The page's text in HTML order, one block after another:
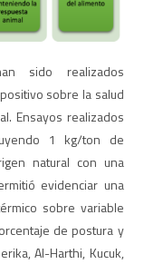
sido realizados
sobre la salud
Ensayos realizados
1 kg/ton de
natural con una
evidenciar una
sobre variable
de postura y
Al-Harthi, Kucuk,